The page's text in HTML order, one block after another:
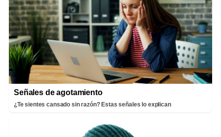
Señales de agotamiento
¿Te sientes cansado sin razón? Estas señales lo explican